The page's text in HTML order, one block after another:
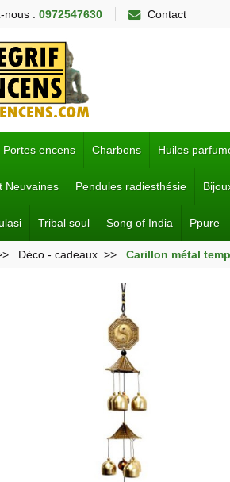
nous : 0972547630 Contact
Portes encens Charbons Huiles
Neuvaines Pendules radiesthésie
Tribal soul Song of India Ppure
Déco - cadeaux Carillon métal